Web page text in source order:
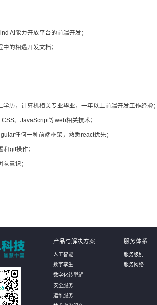
AI能力开放平台的前端开发；
的相遇开发文档；
学历，计算机相关专业毕业，一年以上前端开发工作经验；
、JavaScript等web相关技术；
任何一种前端框架，熟悉react优先；
git操作；
意识；
产品与解决方案
人工智能
数字孪生
数字化转型解
安全服务
运维服务
服务体系
服务级别
服务网络